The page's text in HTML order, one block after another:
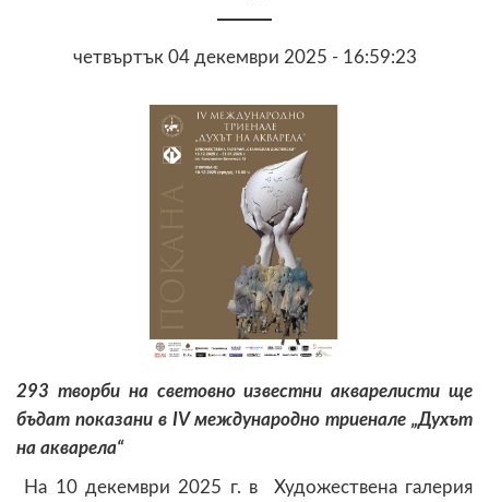
четвъртък 04 декември 2025 - 16:59:23
293 творби на световно известни акварелисти ще
бъдат показани в IV международно триенале „Духът
на акварела“
На 10 декември 2025 г. в Художествена галерия